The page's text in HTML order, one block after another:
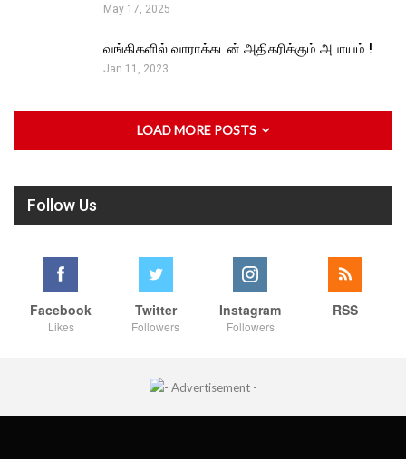
May 17, 2025
வங்கிகளில் வாராக்கடன் அதிகரிக்கும் அபாயம் !
Jan 11, 2023
LOAD MORE POSTS
Follow Us
Facebook
Likes
Twitter
Followers
Instagram
Followers
RSS